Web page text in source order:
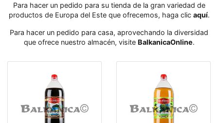
Para hacer un pedido para su tienda de la gran variedad de
productos de Europa del Este que ofrecemos, haga clic aquí․
Para hacer un pedido para casa, aprovechando la diversidad
que ofrece nuestro almacén, visite BalkanicaOnline․